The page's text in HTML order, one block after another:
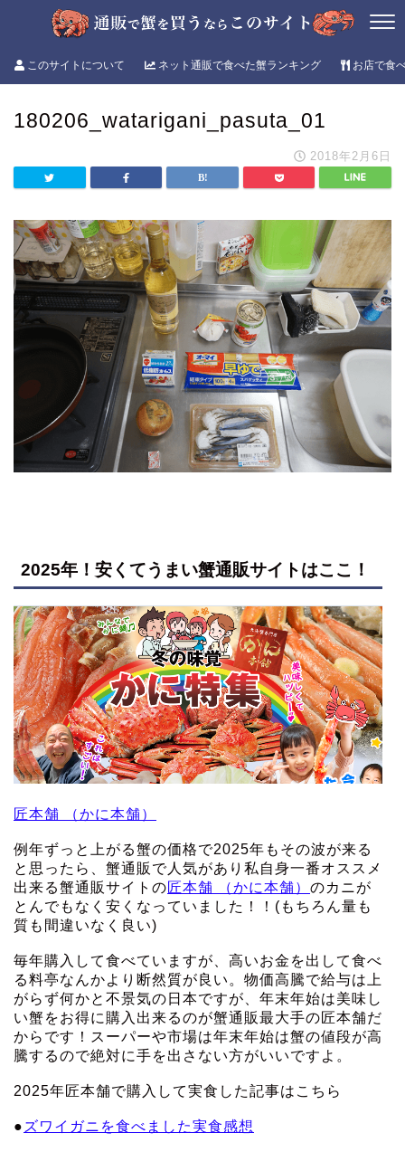
このサイトについて ネット通販で食べた蟹ランキング お店で食
180206_watarigani_pasuta_01
2018年2月6日
2025年！安くてうまい蟹通販サイトはここ！
匠本舗 （かに本舗）
例年ずっと上がる蟹の価格で2025年もその波が来る
と思ったら、蟹通販で人気があり私自身一番オススメ
出来る蟹通販サイトの匠本舗 （かに本舗） のカニが
とんでもなく安くなっていました！！(もちろん量も
質も間違いなく良い)
毎年購入して食べていますが、高いお金を出して食べ
る料亭なんかより断然質が良い。物価高騰で給与は上
がらず何かと不景気の日本ですが、年末年始は美味し
い蟹をお得に購入出来るのが蟹通販最大手の匠本舗だ
からです！スーパーや市場は年末年始は蟹の値段が高
騰するので絶対に手を出さない方がいいですよ。
2025年匠本舗で購入して実食した記事はこちら
● ズワイガニを食べました実食感想